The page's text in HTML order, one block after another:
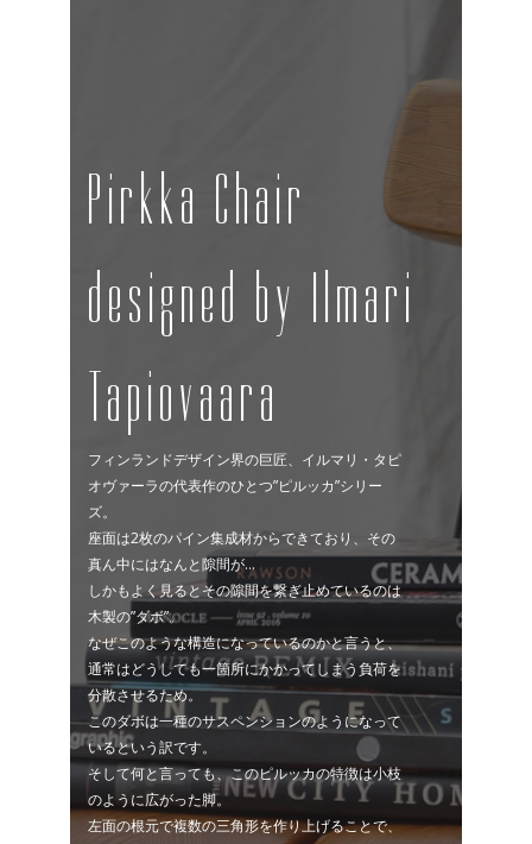
Pirkka Chair
designed by Ilmari
Tapiovaara
フィンランドデザイン界の巨匠、イルマリ・タピ
オヴァーラの代表作のひとつ”ピルッカ”シリー
ズ。
座面は2枚のパイン集成材からできており、その
真ん中にはなんと隙間が…
しかもよく見るとその隙間を繋ぎ止めているのは
木製の”ダボ”。
なぜこのような構造になっているのかと言うと、
通常はどうしても一箇所にかかってしまう負荷を
分散させるため。
このダボは一種のサスペンションのようになって
いるという訳です。
そして何と言っても、このピルッカの特徴は小枝
のように広がった脚。
左面の根元で複数の三角形を作り上げることで、